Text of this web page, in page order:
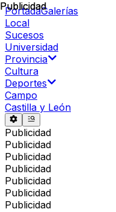
PortadaGalerías
Local
Sucesos
Universidad
Provincia
Cultura
Deportes
Campo
Castilla y León
Publicidad
Publicidad
Publicidad
Publicidad
Publicidad
Publicidad
Publicidad
Publicidad
Publicidad